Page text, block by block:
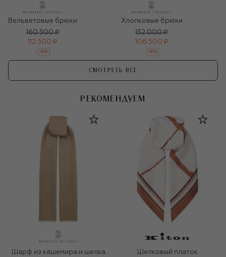
Вельветовые брюки
160 500 ₽
112 500 ₽
-30%
Хлопковые брюки
152 000 ₽
106 500 ₽
-30%
СМОТРЕТЬ ВСЕ
РЕКОМЕНДУЕМ
Шарф из кашемира и шелка
Шелковый платок